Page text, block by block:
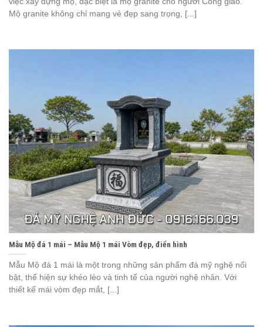
Mộ granite không chỉ mang vẻ đẹp sang trọng, [...]
Mẫu Mộ đá 1 mái – Mẫu Mộ 1 mái Vòm đẹp, điển hình
Mẫu Mộ đá 1 mái là một trong những sản phẩm đá mỹ nghệ nổi
bật, thể hiện sự khéo léo và tinh tế của người nghệ nhân. Với
thiết kế mái vòm đẹp mắt, [...]